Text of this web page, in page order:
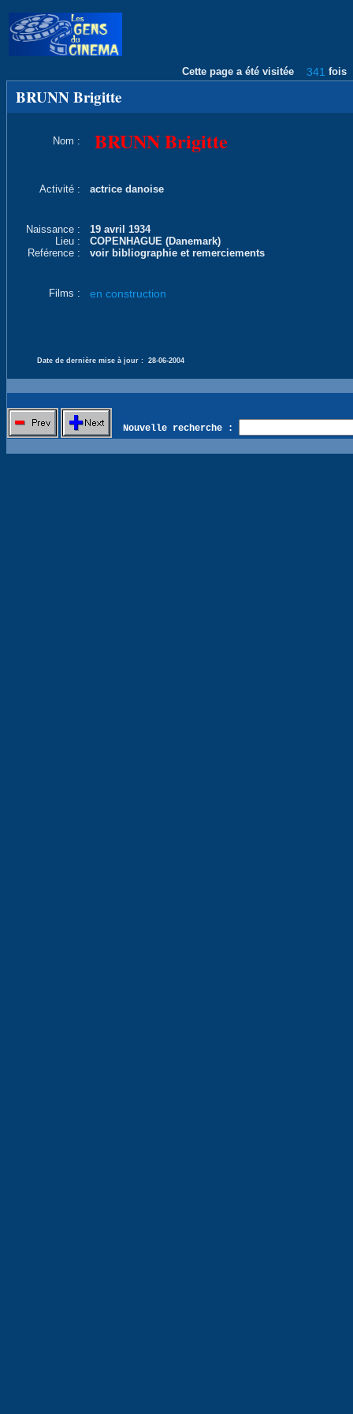
Cette page a été visitée 341 fois
BRUNN Brigitte
Nom : BRUNN Brigitte
Activité : actrice danoise
Naissance :
19 avril 1934
Lieu :
COPENHAGUE (Danemark)
Reférence :
voir bibliographie et remerciements
Films : en construction
Date de dernière mise à jour : 28-06-2004
Nouvelle recherche :